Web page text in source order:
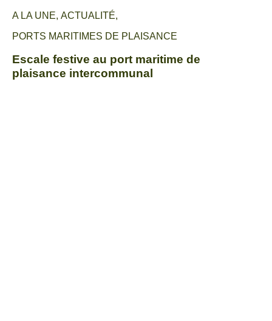
A LA UNE, ACTUALITÉ,
PORTS MARITIMES DE PLAISANCE
Escale festive au port maritime de
plaisance intercommunal